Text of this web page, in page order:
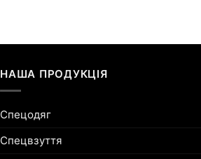
НАША ПРОДУКЦІЯ
Спецодяг
Спецвзуття